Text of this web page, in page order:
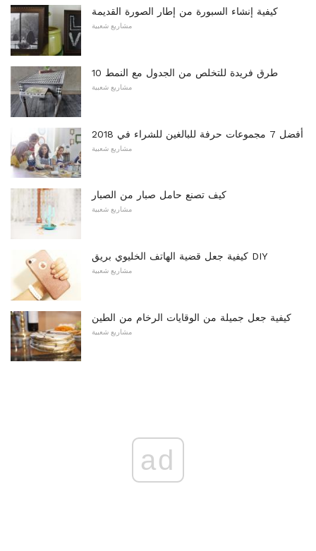
كيفية إنشاء السبورة من إطار الصورة القديمة
مشاريع شعبية
10 طرق فريدة للتخلص من الجدول مع النمط
مشاريع شعبية
أفضل 7 مجموعات حرفة للبالغين للشراء في 2018
مشاريع شعبية
كيف تصنع حامل صبار من الصبار
مشاريع شعبية
كيفية جعل قضية الهاتف الخليوي بريق DIY
مشاريع شعبية
كيفية جعل جميلة من الوقايات الرخام من الطين
مشاريع شعبية
ad